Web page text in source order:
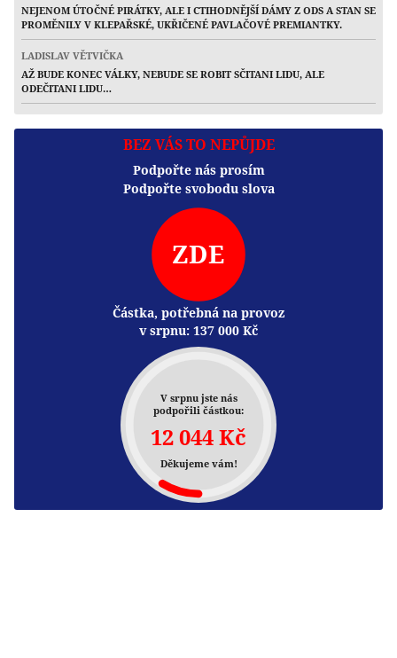
NEJENOM ÚTOČNÉ PIRÁTKY, ALE I CTIHODNĚJŠÍ DÁMY Z ODS A STAN SE
PROMĚNILY V KLEPAŘSKÉ, UKŘIČENÉ PAVLAČOVÉ PREMIANTKY.
LADISLAV VĚTVIČKA
AŽ BUDE KONEC VÁLKY, NEBUDE SE ROBIT SČITANI LIDU, ALE
ODEČITANI LIDU…
BEZ VÁS TO NEPŮJDE
Podpořte nás prosím
Podpořte svobodu slova
ZDE
Částka, potřebná na provoz
v srpnu: 137 000 Kč
V srpnu jste nás
podpořili částkou:
12 044 Kč
Děkujeme vám!